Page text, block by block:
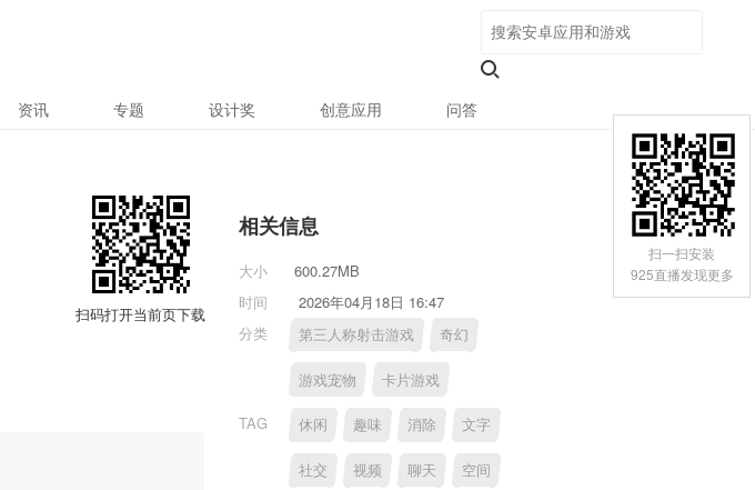
资讯 专题 设计奖 创意应用 问答
扫码打开当前页下载
相关信息
大小
600.27MB
时间
2026年04月18日 16:47
分类
第三人称射击游戏 奇幻
游戏宠物 卡片游戏
TAG 休闲 趣味 消除 文字
社交 视频 聊天 空间
扫一扫安装
925直播发现更多